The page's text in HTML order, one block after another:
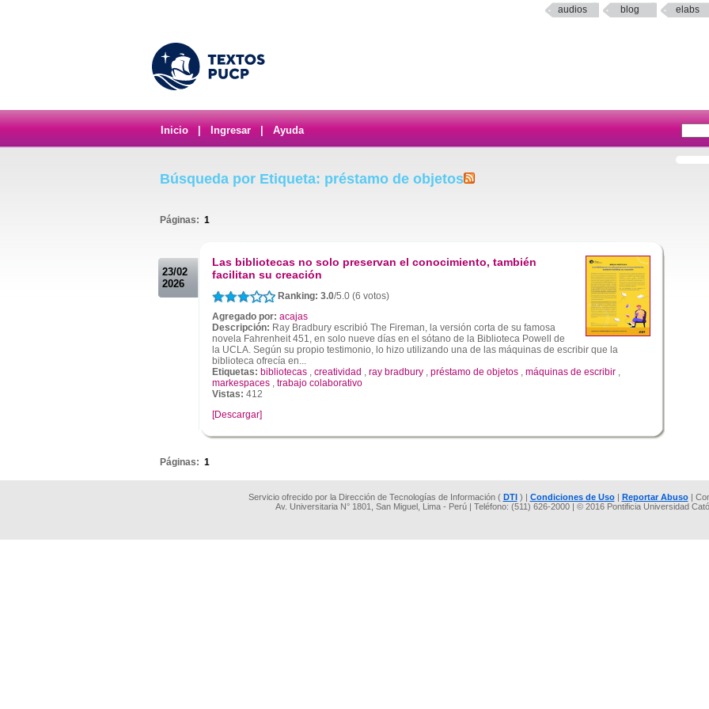
audios blog elabs
Inicio Ingresar Ayuda
Búsqueda por Etiqueta: préstamo de objetos
Páginas: 1
23/02
2026
Las bibliotecas no solo preservan el conocimiento, también
facilitan su creación
Ranking: 3.0/5.0 (6 votos)
Agregado por: acajas
Descripción: Ray Bradbury escribió The Fireman, la versión corta de su famosa
novela Fahrenheit 451, en solo nueve días en el sótano de la Biblioteca Powell de
la UCLA. Según su propio testimonio, lo hizo utilizando una de las máquinas de escribir que la
biblioteca ofrecía en...
Etiquetas: bibliotecas , creatividad , ray bradbury , préstamo de objetos , máquinas de escribir ,
markespaces , trabajo colaborativo
Vistas: 412
[Descargar]
Páginas: 1
Servicio ofrecido por la Dirección de Tecnologías de Información ( DTI) | Condiciones de Uso| Reportar Abuso|
Av. Universitaria N° 1801, San Miguel, Lima - Perú | Teléfono: (511) 626-2000 | © 2016 Pontificia Universidad